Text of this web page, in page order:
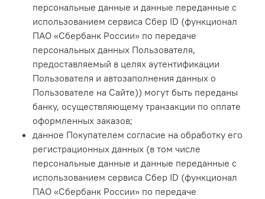
персональные данные и данные переданные с
использованием сервиса Сбер ID (функционал
ПАО «Сбербанк России» по передаче
персональных данных Пользователя,
предоставляемый в целях аутентификации
Пользователя и автозаполнения данных о
Пользователе на Сайте)) могут быть переданы
банку, осуществляющему транзакции по оплате
оформленных заказов;
данное Покупателем согласие на обработку его
регистрационных данных (в том числе
персональные данные и данные переданные с
использованием сервиса Сбер ID (функционал
ПАО «Сбербанк России» по передаче